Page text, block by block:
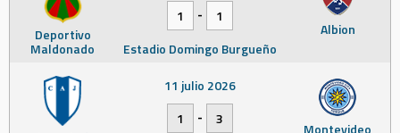
Deportivo
Maldonado
Albion
1
-
1
Estadio Domingo Burgueño
Montevideo
11 julio 2026
1
-
3